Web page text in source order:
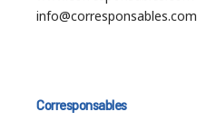
info@corresponsables.com
Corresponsables